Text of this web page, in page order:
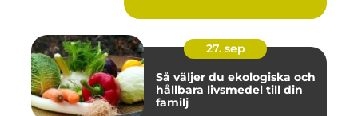
27. sep
Så väljer du ekologiska och
hållbara livsmedel till din
familj